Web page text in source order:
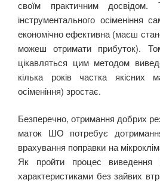
своїм практичним досвідом.
інструментального осіменіння
економічно ефективна (маєш
можеш отримати прибуток).
цікавляться цим методом
кілька років частка
осіменіння) зростає.
Безперечно, отримання добрих
маток ШО потребує
врахування поправки на
Як пройти процес виведення
характеристиками без зайвих